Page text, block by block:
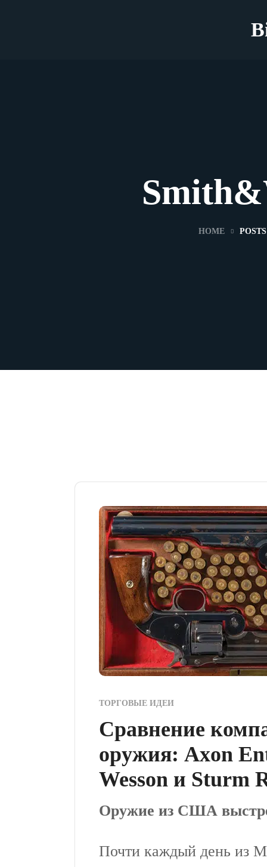
HOME
ТОРГОВЫЕ ИДЕИ
Сравнение
оружия: Axon
Wesson и Sturm
Оружие из США
Почти каждый день из